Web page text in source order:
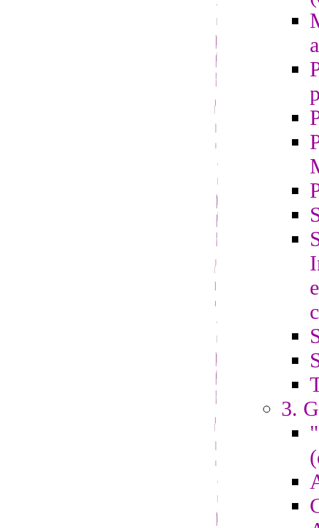
3.